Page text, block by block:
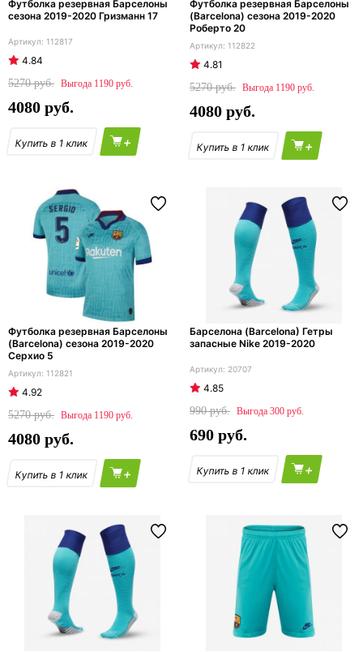
Футболка резервная Барселоны
сезона 2019-2020 Гризманн 17
112817
4.84
5270
1190
4080
+
Футболка резервная Барселоны
(Barcelona) сезона 2019-2020
Роберто 20
112822
4.81
5270
1190
4080
+
Футболка резервная Барселоны
(Barcelona) сезона 2019-2020
Серхио 5
112821
4.92
5270
1190
4080
+
Барселона (Barcelona) Гетры
запасные Nike 2019-2020
20707
4.85
990
300
690
+